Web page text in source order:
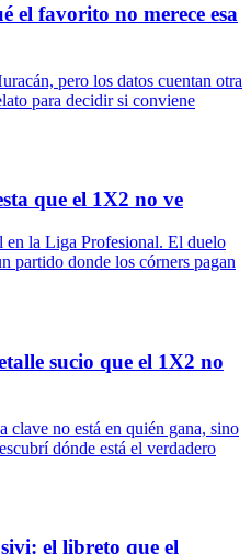
el favorito no merece esa
pero los datos cuentan otra
para decidir si conviene
que el 1X2 no ve
en la Liga Profesional. El duelo
partido donde los córners pagan
sucio que el 1X2 no
no está en quién gana, sino
dónde está el verdadero
el libreto que el